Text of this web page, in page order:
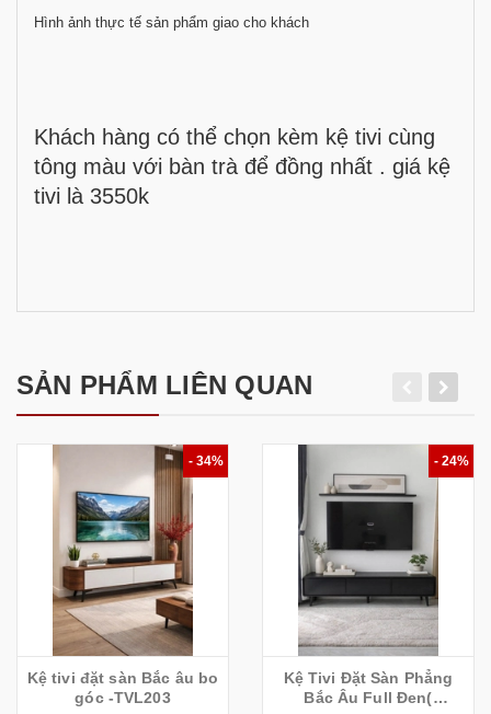
Hình ảnh thực tế sản phẩm giao cho khách
Khách hàng có thể chọn kèm kệ tivi cùng
tông màu với bàn trà để đồng nhất . giá kệ
tivi là 3550k
SẢN PHẨM LIÊN QUAN
- 34%
Kệ tivi đặt sàn Bắc âu bo
góc -TVL203
- 24%
Kệ Tivi Đặt Sàn Phẳng
Bắc Âu Full Đen(